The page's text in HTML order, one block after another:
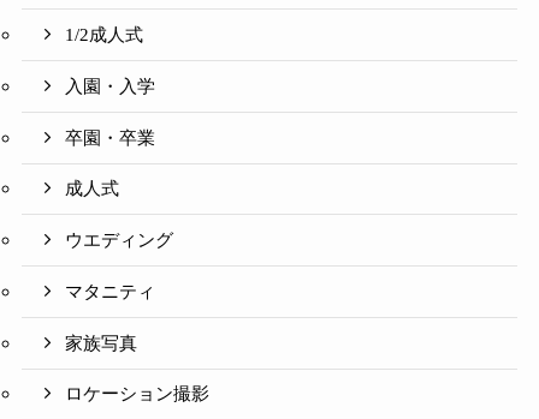
1/2成人式
入園・入学
卒園・卒業
成人式
ウエディング
マタニティ
家族写真
ロケーション撮影